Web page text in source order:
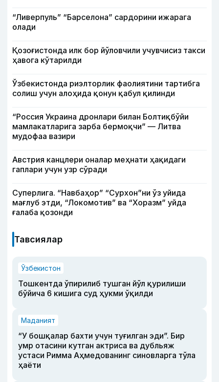
“Ливерпуль” “Барселона” сардорини ижарага
олади
Қозоғистонда илк бор йўловчили учувчисиз такси
ҳавога кўтарилди
Ўзбекистонда риэлторлик фаолиятини тартибга
солиш учун алоҳида қонун қабул қилинди
“Россия Украина дронлари билан Болтиқбўйи
мамлакатларига зарба бермоқчи” — Литва
мудофаа вазири
Австрия канцлери оналар меҳнати ҳақидаги
гаплари учун узр сўради
Суперлига. “Навбаҳор” “Сурхон”ни ўз уйида
мағлуб этди, “Локомотив” ва “Хоразм” уйда
ғалаба қозонди
Тавсиялар
Ўзбекистон
Тошкентда ўпирилиб тушган йўл қурилиши
бўйича 6 кишига суд ҳукми ўқилди
Маданият
“У бошқалар бахти учун туғилган эди”. Бир
умр отасини кутган актриса ва дубльяж
устаси Римма Аҳмедованинг синовларга тўла
ҳаёти